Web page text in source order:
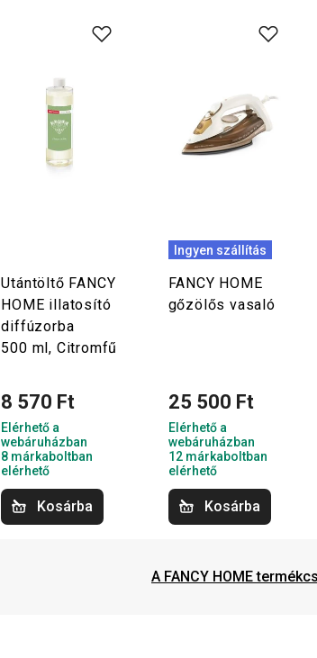
Utántöltő FANCY
HOME illatosító
diffúzorba
500 ml, Citromfű
8 570 Ft
Elérhető a
webáruházban
8 márkaboltban
elérhető
Kosárba
Ingyen szállítás
FANCY HOME
gőzölős vasaló
25 500 Ft
Elérhető a
webáruházban
12 márkaboltban
elérhető
Kosárba
A FANCY HOME